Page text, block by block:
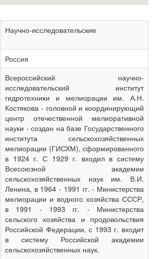
Научно-исследовательские
Россия
Всероссийский научно-
исследовательский институт
гидротехники и мелиорации им. А.Н.
Костякова - головной и координирующий
центр отечественной мелиоративной
науки - создан на базе Государственного
института сельскохозяйственных
мелиорации (ГИСХМ), сформированного
в 1924 г. С 1929 г. входил в систему
Всесоюзной академии
сельскохозяйственных наук им. В.И.
Ленина, в 1964 - 1991 гг. - Министерства
мелиорации и водного хозяйства СССР,
в 1991 - 1993 гг. - Министерства
сельского хозяйства и продовольствия
Российской Федерации, с 1993 г. входит
в систему Российской академии
сельскохозяйственных наук.